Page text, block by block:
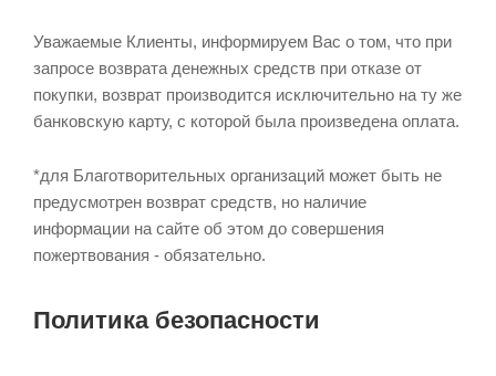
Уважаемые Клиенты, информируем Вас о том, что при
запросе возврата денежных средств при отказе от
покупки, возврат производится исключительно на ту же
банковскую карту, с которой была произведена оплата.
*для Благотворительных организаций может быть не
предусмотрен возврат средств, но наличие
информации на сайте об этом до совершения
пожертвования - обязательно.
Политика безопасности